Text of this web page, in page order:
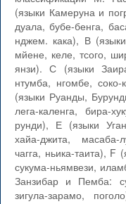
(языки Камеруна и
дуала, бубе-бенга,
нджем. кака), В
мйене, келе, тсого,
янзи). С (языки
нтумба, нгомбе,
(языки Руанды,
лега-каленга, бира-
рунди), Е (языки
хайа-джита, масаба-
чагга, ньика-таита), F
сукума-ньямвези,
Занзибар и Пемба:
зигула-зарамо,